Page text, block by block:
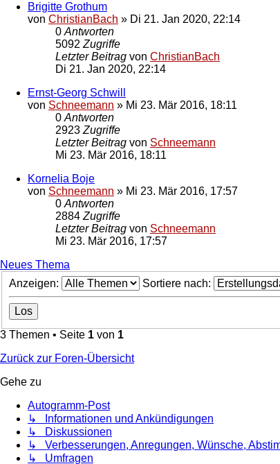
Brigitte Grothum
von ChristianBach » Di 21. Jan 2020, 22:14
0Antworten
5092Zugriffe
Letzter Beitrag von ChristianBach
Di 21. Jan 2020, 22:14
Ernst-Georg Schwill
von Schneemann » Mi 23. Mär 2016, 18:11
0Antworten
2923Zugriffe
Letzter Beitrag von Schneemann
Mi 23. Mär 2016, 18:11
Kornelia Boje
von Schneemann » Mi 23. Mär 2016, 17:57
0Antworten
2884Zugriffe
Letzter Beitrag von Schneemann
Mi 23. Mär 2016, 17:57
Neues Thema
Anzeigen:
Sortiere nach:
3 Themen • Seite 1 von 1
Zurück zur Foren-Übersicht
Gehe zu
Autogramm-Post
↳ Informationen und Ankündigungen
↳ Diskussionen
↳ Verbesserungen, Anregungen, Wünsche,
↳ Umfragen